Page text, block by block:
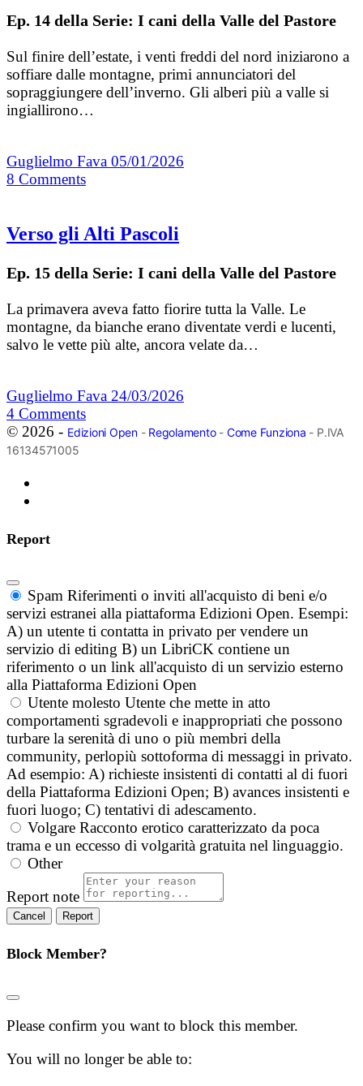
Ep. 14 della Serie: I cani della Valle del Pastore
Sul finire dell’estate, i venti freddi del nord iniziarono a
soffiare dalle montagne, primi annunciatori del
sopraggiungere dell’inverno. Gli alberi più a valle si
ingiallirono…
Guglielmo Fava 05/01/2026
8 Comments
Verso gli Alti Pascoli
Ep. 15 della Serie: I cani della Valle del Pastore
La primavera aveva fatto fiorire tutta la Valle. Le
montagne, da bianche erano diventate verdi e lucenti,
salvo le vette più alte, ancora velate da…
Guglielmo Fava 24/03/2026
4 Comments
© 2026 - Edizioni Open- Regolamento- Come Funziona - P.IVA
16134571005
Report
Spam Riferimenti o inviti all'acquisto di beni e/o
servizi estranei alla piattaforma Edizioni Open. Esempi:
A) un utente ti contatta in privato per vendere un
servizio di editing B) un LibriCK contiene un
riferimento o un link all'acquisto di un servizio esterno
alla Piattaforma Edizioni Open
Utente molesto Utente che mette in atto
comportamenti sgradevoli e inappropriati che possono
turbare la serenità di uno o più membri della
community, perlopiù sottoforma di messaggi in privato.
Ad esempio: A) richieste insistenti di contatti al di fuori
della Piattaforma Edizioni Open; B) avances insistenti e
fuori luogo; C) tentativi di adescamento.
Volgare Racconto erotico caratterizzato da poca
trama e un eccesso di volgarità gratuita nel linguaggio.
Other
Report note
Report
Block Member?
Please confirm you want to block this member.
You will no longer be able to: